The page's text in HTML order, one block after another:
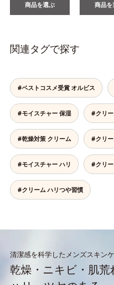
商品を選ぶ 商品を
関連タグで探す
#ベストコスメ受賞 オルビス
#モイスチャー 保湿 #クリ
#乾燥対策 クリーム #クリ
#モイスチャー ハリ #クリ
#クリーム ハリつや習慣
清潔感を科学したメンズスキン
乾燥・ニキビ・肌荒